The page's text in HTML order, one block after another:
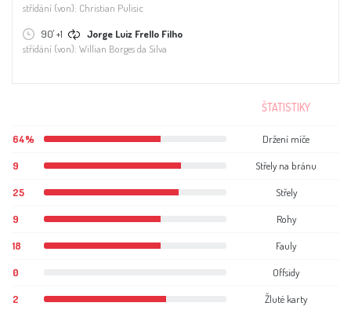
střídání (von): Christian Pulisic
90' +1
Jorge Luiz Frello Filho
střídání (von): Willian Borges da Silva
ŠTATISTIKY
64% Držení míče
9 Střely na bránu
25 Střely
9 Rohy
18 Fauly
0 Offsidy
2 Žluté karty